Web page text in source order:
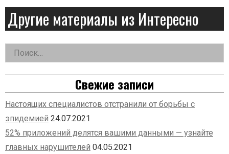
Другие материалы из Интересно
Дополнительная
Найти:
Свежие записи
Настоящих специалистов отстранили от борьбы с
эпидемией 24.07.2021
52% приложений делятся вашими данными — узнайте
главных нарушителей 04.05.2021